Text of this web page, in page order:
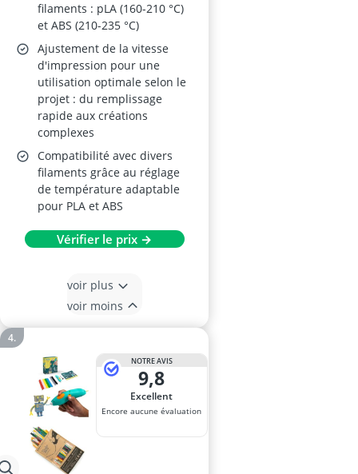
filaments : pLA (160-210 °C)
et ABS (210-235 °C)
Ajustement de la vitesse
d'impression pour une
utilisation optimale selon le
projet : du remplissage
rapide aux créations
complexes
Compatibilité avec divers
filaments grâce au réglage
de température adaptable
pour PLA et ABS
Vérifier le prix →
voir plus
voir moins
NOTRE AVIS
9,8
Excellent
Encore aucune évaluation